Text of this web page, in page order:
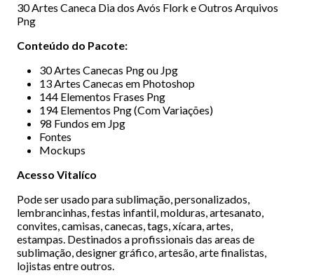
30 Artes Caneca Dia dos Avós Flork e Outros Arquivos
Png
Conteúdo do Pacote:
30 Artes Canecas Png ou Jpg
13 Artes Canecas em Photoshop
144 Elementos Frases Png
194 Elementos Png (Com Variações)
98 Fundos em Jpg
Fontes
Mockups
Acesso Vitalíco
Pode ser usado para sublimação, personalizados,
lembrancinhas, festas infantil, molduras, artesanato,
convites, camisas, canecas, tags, xícara, artes,
estampas. Destinados a profissionais das areas de
sublimação, designer gráfico, artesão, arte finalistas,
lojistas entre outros.